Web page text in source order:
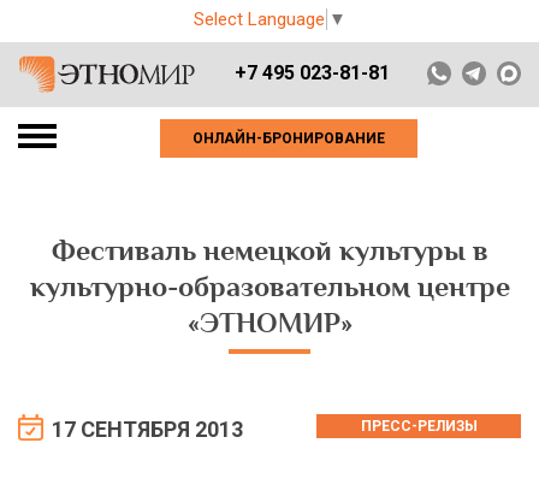
Select Language ▼
+7 495 023-81-81
ОНЛАЙН-БРОНИРОВАНИЕ
Фестиваль немецкой культуры в
культурно-образовательном центре
«ЭТНОМИР»
17 СЕНТЯБРЯ 2013 ПРЕСС-РЕЛИЗЫ